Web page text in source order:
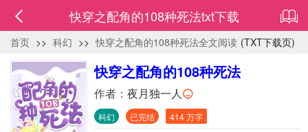
快穿之配角的108种死法txt下载
首页 >> 科幻 >> 快穿之配角的108种死法全文阅读 (TXT下载页)
快穿之配角的108种死法
作者： 夜月独一人
科幻 已完结 414 万字